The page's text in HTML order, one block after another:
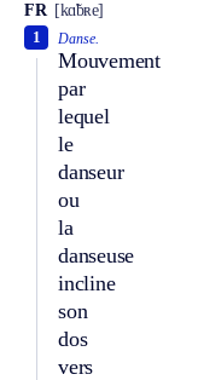
FR [kɑ̃bʀe]
Danse.
Mouvement
par
lequel
le
danseur
ou
la
danseuse
incline
son
dos
vers
1